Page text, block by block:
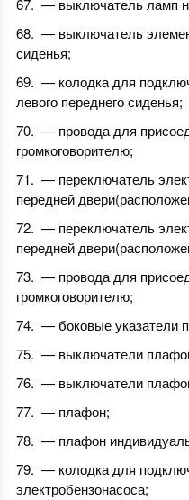
— выключатель ламп
— выключатель
сиденья;
— колодка для
левого переднего сиденья;
— провода для
громкоговорителю;
— переключатель
передней
— переключатель
передней
— провода для
громкоговорителю;
— боковые указатели
— выключатели
— выключатели
— плафон;
— плафон
— колодка для
электробензонасоса;